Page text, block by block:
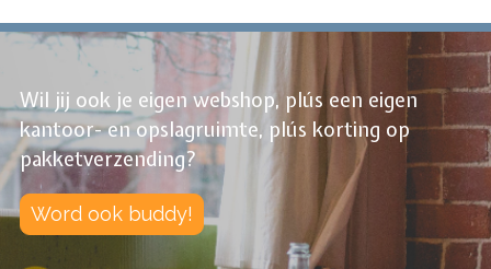
Wil jij ook je eigen webshop, plús een eigen
kantoor- en opslagruimte, plús korting op
pakketverzending?
Word ook buddy!